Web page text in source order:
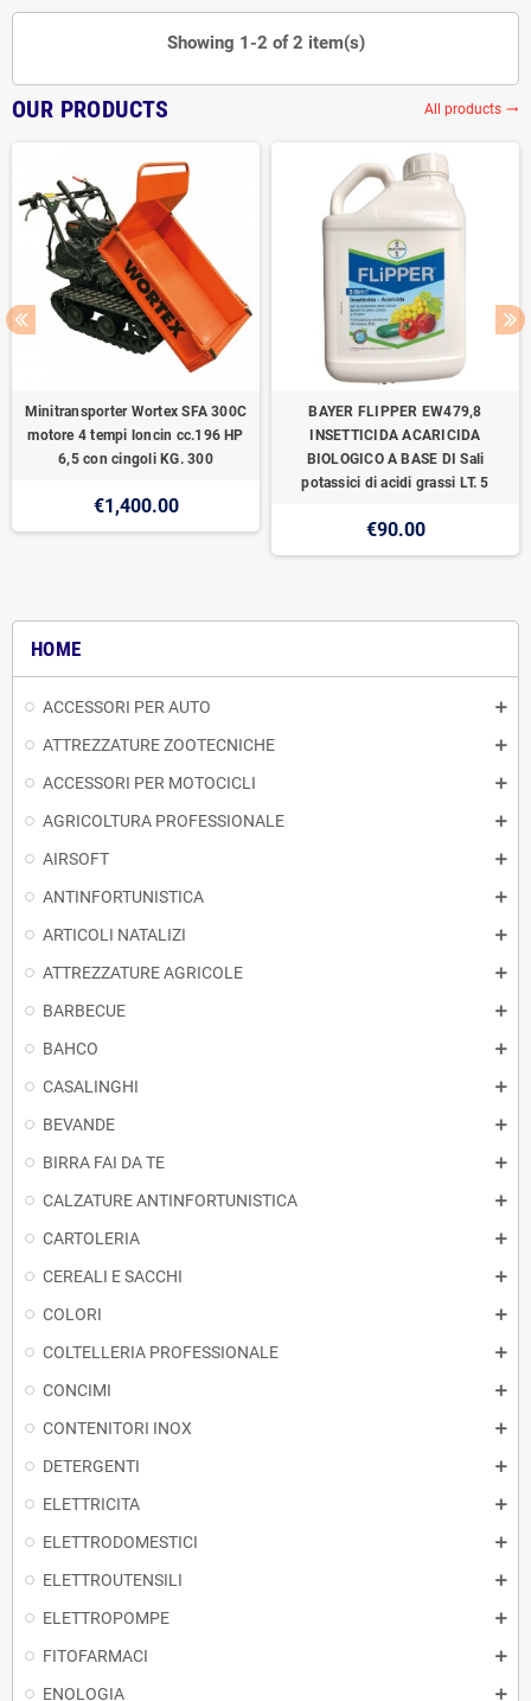
HOME
ACCESSORI PER AUTO
ATTREZZATURE ZOOTECNICHE
ACCESSORI PER MOTOCICLI
AGRICOLTURA PROFESSIONALE
AIRSOFT
ANTINFORTUNISTICA
ARTICOLI NATALIZI
ATTREZZATURE AGRICOLE
BARBECUE
BAHCO
CASALINGHI
BEVANDE
BIRRA FAI DA TE
CALZATURE ANTINFORTUNISTICA
CARTOLERIA
CEREALI E SACCHI
COLORI
COLTELLERIA PROFESSIONALE
CONCIMI
CONTENITORI INOX
DETERGENTI
ELETTRICITA
ELETTRODOMESTICI
ELETTROUTENSILI
ELETTROPOMPE
FITOFARMACI
ENOLOGIA
Showing 1-2 of 2 item(s)
OUR PRODUCTS All products trending_flat
Minitransporter Wortex SFA 300C
motore 4 tempi loncin cc.196 HP
6,5 con cingoli KG. 300
€1,400.00
BAYER FLIPPER EW479,8
INSETTICIDA ACARICIDA
BIOLOGICO A BASE DI Sali
potassici di acidi grassi LT. 5
€90.00